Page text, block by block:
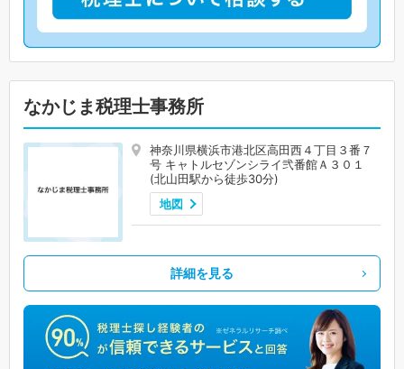
なかじま税理士事務所
神奈川県横浜市港北区高田西４丁目３番７
号 キャトルセゾンシライ弐番館Ａ３０１
(北山田駅から徒歩30分)
地図
詳細を見る